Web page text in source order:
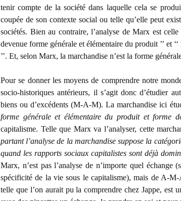
tenir compte de la société dans laquelle cela se
coupée de son contexte social ou telle qu’elle peut
sociétés. Bien au contraire, l’analyse de Marx est
devenue forme générale et élémentaire du produit ’’ et
’’. Et, selon Marx, la marchandise n’est la forme
Pour se donner les moyens de comprendre notre
socio-historiques antérieurs, il s’agit donc d’étudier
biens ou d’excédents (M-A-M). La marchandise ici
forme générale et élémentaire du produit et forme
capitalisme. Telle que Marx va l’analyser, cette
partant l’analyse de la marchandise suppose la
quand les rapports sociaux capitalistes sont déjà
Marx, n’est pas l’analyse de n’importe quel
spécificité de la vie sous le capitalisme), mais de A-M-
telle que l’on aurait pu la comprendre chez Jappe, est